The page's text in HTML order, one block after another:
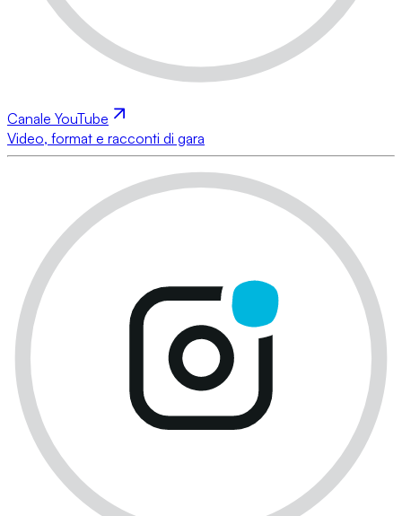
Canale YouTube
Video, format e racconti di gara